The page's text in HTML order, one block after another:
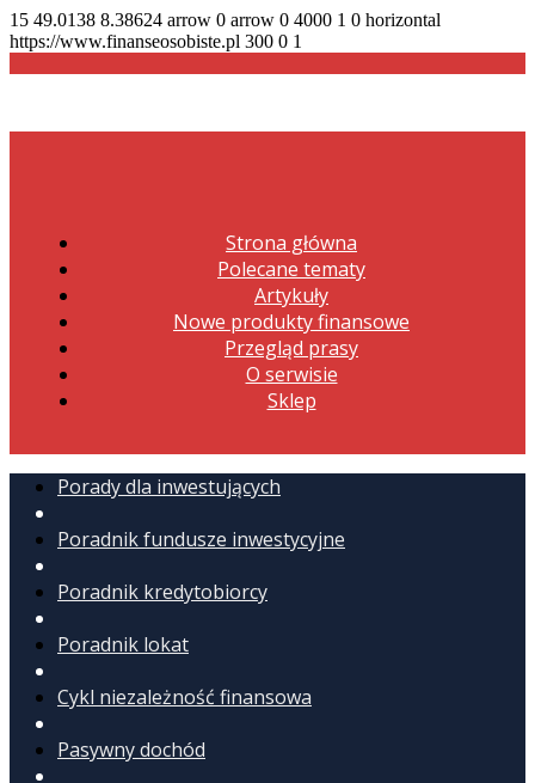
15 49.0138 8.38624 arrow 0 arrow 0 4000 1 0 horizontal
https://www.finanseosobiste.pl 300 0 1
Strona główna
Polecane tematy
Artykuły
Nowe produkty finansowe
Przegląd prasy
O serwisie
Sklep
Porady dla inwestujących
Poradnik fundusze inwestycyjne
Poradnik kredytobiorcy
Poradnik lokat
Cykl niezależność finansowa
Pasywny dochód